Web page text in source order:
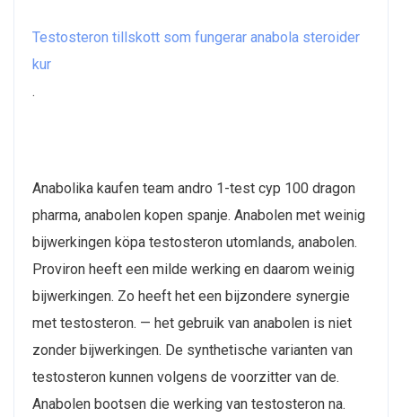
Testosteron tillskott som fungerar anabola steroider
kur
.
Anabolika kaufen team andro 1-test cyp 100 dragon
pharma, anabolen kopen spanje. Anabolen met weinig
bijwerkingen köpa testosteron utomlands, anabolen.
Proviron heeft een milde werking en daarom weinig
bijwerkingen. Zo heeft het een bijzondere synergie
met testosteron. — het gebruik van anabolen is niet
zonder bijwerkingen. De synthetische varianten van
testosteron kunnen volgens de voorzitter van de.
Anabolen bootsen die werking van testosteron na.